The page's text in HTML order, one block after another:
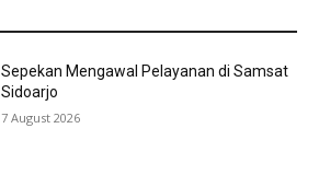
Sepekan Mengawal Pelayanan di Samsat
Sidoarjo
7 August 2026